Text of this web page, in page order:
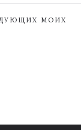
МОИХ